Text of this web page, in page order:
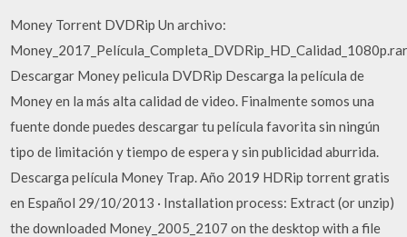
Money Torrent DVDRip Un archivo:
Descargar Money pelicula DVDRip Descarga la película de
Money en la más alta calidad de video. Finalmente somos una
fuente donde puedes descargar tu película favorita sin ningún
tipo de limitación y tiempo de espera y sin publicidad aburrida.
Descarga película Money Trap. Año 2019 HDRip torrent gratis
en Español 29/10/2013 · Installation process: Extract (or unzip)
the downloaded Money_2005_2107 on the desktop with a file